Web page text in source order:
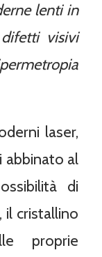
lenti in
visivi
laser,
abbinato al
di
il cristallino
proprie